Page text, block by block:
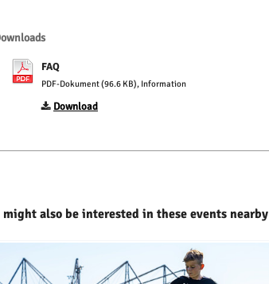
FAQ
PDF-Dokument (96.6 KB), Information
Download
might also be interested in these events nearby